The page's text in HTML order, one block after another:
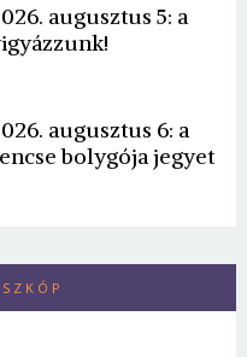
augusztus 5: a
augusztus 6: a
bolygója jegyet